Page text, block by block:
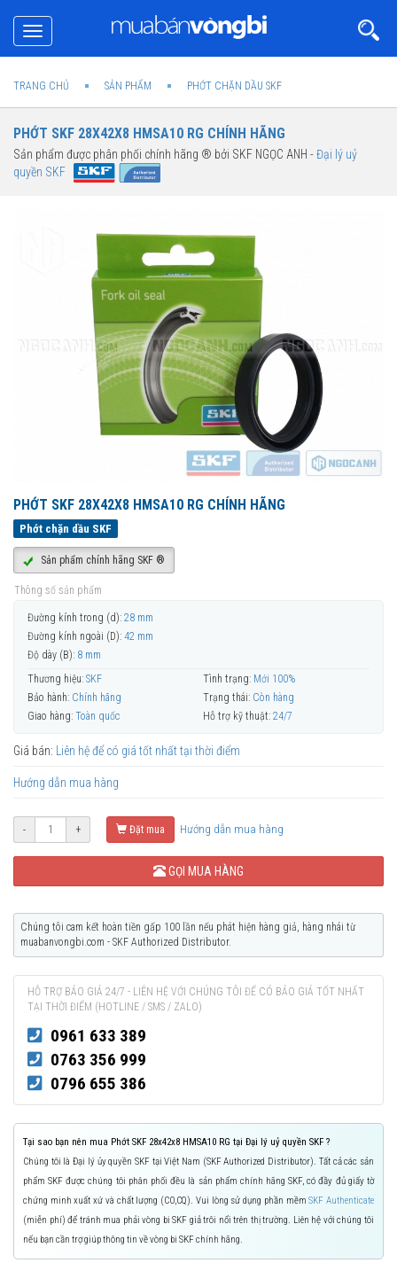
Toggle
navigation
TRANG CHỦ SẢN PHẨM PHỚT CHẶN DẦU SKF
PHỚT SKF 28X42X8 HMSA10 RG CHÍNH HÃNG
Sản phẩm được phân phối chính hãng ® bởi SKF NGỌC ANH -Đại lý uỷ
quyền SKF
PHỚT SKF 28X42X8 HMSA10 RG CHÍNH HÃNG
Phớt chặn dầu SKF
Sản phẩm chính hãng SKF ®
Thông số sản phẩm
Đường kính trong (d): 28 mm
Đường kính ngoài (D): 42 mm
Độ dày (B): 8 mm
Thương hiệu: SKF Tình trạng: Mới 100%
Bảo hành: Chính hãng Trạng thái: Còn hàng
Giao hàng: Toàn quốc Hỗ trợ kỹ thuật: 24/7
Giá bán: Liên hệ để có giá tốt nhất tại thời điểm
Hướng dẫn mua hàng
- + Đặt mua Hướng dẫn mua hàng
GỌI MUA HÀNG
Chúng tôi cam kết hoàn tiền gấp 100 lần nếu phát hiện hàng giả, hàng nhái từ
muabanvongbi.com - SKF Authorized Distributor.
HỖ TRỢ BÁO GIÁ 24/7 - LIÊN HỆ VỚI CHÚNG TÔI ĐỂ CÓ BÁO GIÁ TỐT NHẤT
TẠI THỜI ĐIỂM (HOTLINE / SMS / ZALO)
0961 633 389
0763 356 999
0796 655 386
Tại sao bạn nên mua Phớt SKF 28x42x8 HMSA10 RG tại Đại lý uỷ quyền SKF ?
Chúng tôi là Đại lý ủy quyền SKF tại Việt Nam (SKF Authorized Distributor). Tất cả các sản
phẩm SKF được chúng tôi phân phối đều là sản phẩm chính hãng SKF, có đầy đủ giấy tờ
chứng minh xuất xứ và chất lượng (CO,CQ). Vui lòng sử dụng phần mềmSKF Authenticate
(miễn phí) để tránh mua phải vòng bi SKF giả trôi nổi trên thị trường. Liên hệ với chúng tôi
nếu bạn cần trợ giúp thông tin về vòng bi SKF chính hãng.